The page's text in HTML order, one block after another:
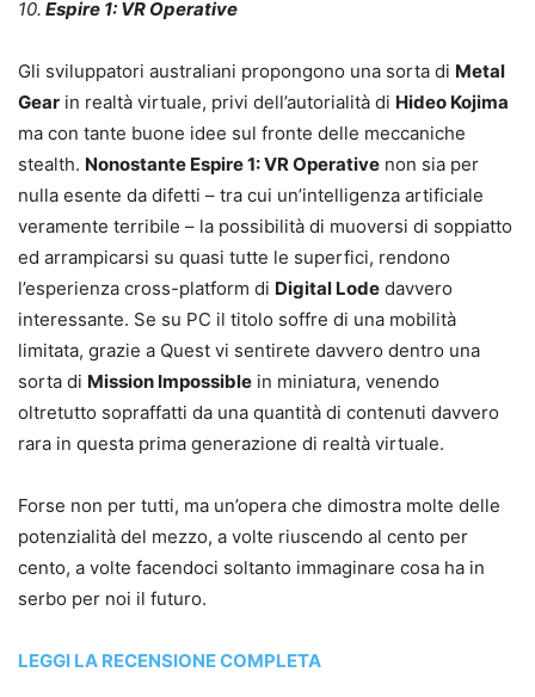
10. Espire 1: VR Operative
Gli sviluppatori australiani propongono una sorta di Metal
Gear in realtà virtuale, privi dell’autorialità di Hideo Kojima
ma con tante buone idee sul fronte delle meccaniche
stealth. Nonostante Espire 1: VR Operative non sia per
nulla esente da difetti – tra cui un’intelligenza artificiale
veramente terribile – la possibilità di muoversi di soppiatto
ed arrampicarsi su quasi tutte le superfici, rendono
l’esperienza cross-platform di Digital Lode davvero
interessante. Se su PC il titolo soffre di una mobilità
limitata, grazie a Quest vi sentirete davvero dentro una
sorta di Mission Impossible in miniatura, venendo
oltretutto sopraffatti da una quantità di contenuti davvero
rara in questa prima generazione di realtà virtuale.
Forse non per tutti, ma un’opera che dimostra molte delle
potenzialità del mezzo, a volte riuscendo al cento per
cento, a volte facendoci soltanto immaginare cosa ha in
serbo per noi il futuro.
LEGGI LA RECENSIONE COMPLETA